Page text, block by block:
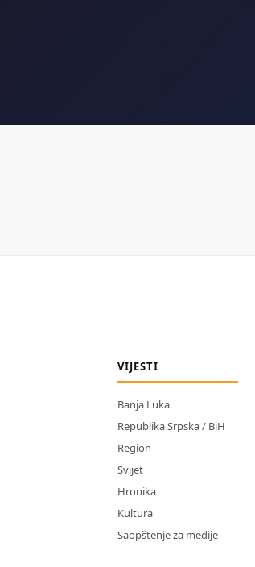
VIJESTI
Banja Luka
Republika Srpska / BiH
Region
Svijet
Hronika
Kultura
Saopštenje za medije